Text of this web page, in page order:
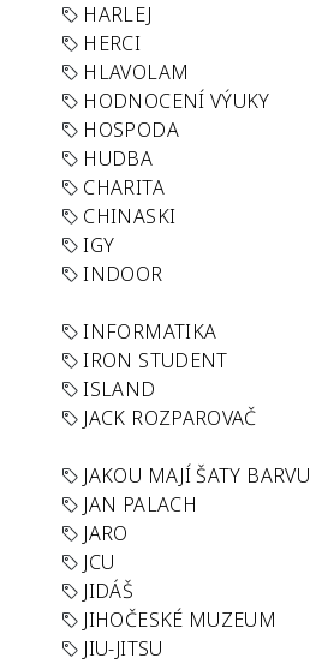
HARLEJ
HERCI
HLAVOLAM
HODNOCENÍ VÝUKY
HOSPODA
HUDBA
CHARITA
CHINASKI
IGY
INDOOR
INFORMATIKA
IRON STUDENT
ISLAND
JACK ROZPAROVAČ
JAKOU MAJÍ ŠATY BARVU
JAN PALACH
JARO
JCU
JIDÁŠ
JIHOČESKÉ MUZEUM
JIU-JITSU